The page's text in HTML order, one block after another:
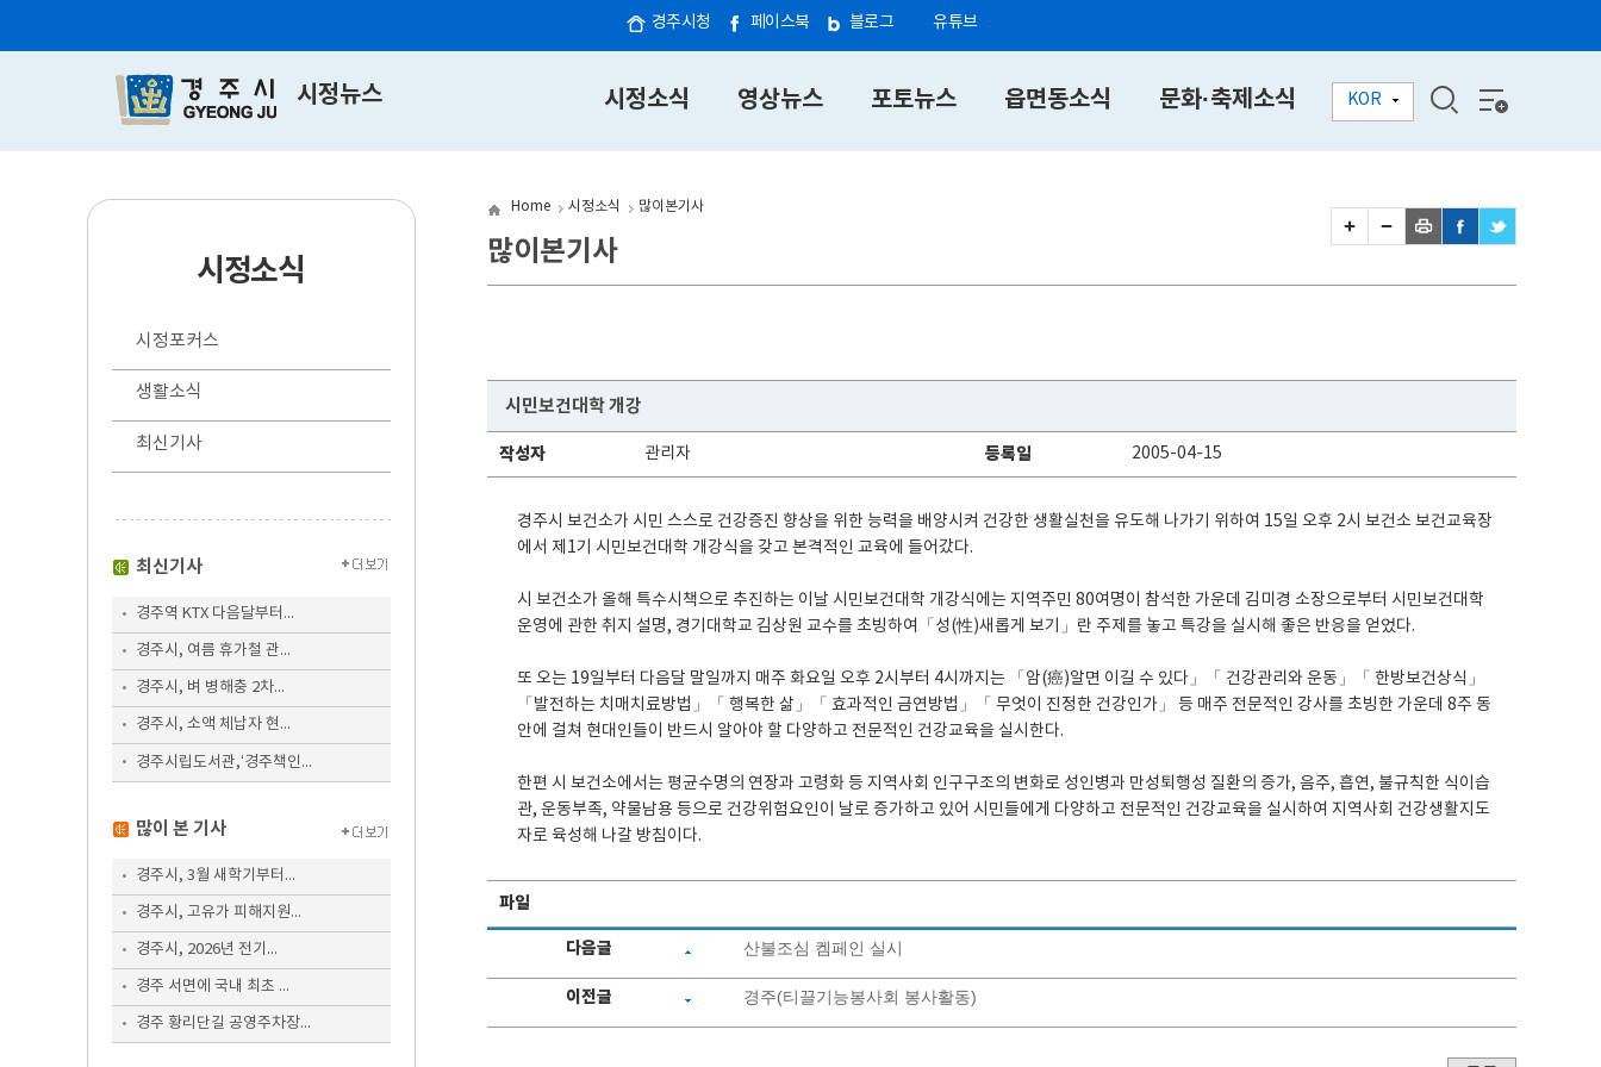
경주시청 페이스북 블로그 유튜브
시정뉴스 시정소식 영상뉴스 포토뉴스 읍면동소식 문화·축제소식 KOR
시정소식
시정포커스
생활소식
최신기사
최신기사
경주역 KTX 다음달부터...
경주시, 여름 휴가철 관...
경주시, 벼 병해충 2차...
경주시, 소액 체납자 현...
경주시립도서관,‘경주책인...
많이 본 기사
경주시, 3월 새학기부터...
경주시, 고유가 피해지원...
경주시, 2026년 전기...
경주 서면에 국내 최초 ...
경주 황리단길 공영주차장...
Home 시정소식 많이본기사
많이본기사
시민보건대학 개강
작성자 관리자 등록일 2005-04-15
경주시 보건소가 시민 스스로 건강증진 향상을 위한 능력을 배양시켜 건강한 생활실천을 유도해 나가기 위하여 15일 오후 2시 보건소 보건교육장
에서 제1기 시민보건대학 개강식을 갖고 본격적인 교육에 들어갔다.
시 보건소가 올해 특수시책으로 추진하는 이날 시민보건대학 개강식에는 지역주민 80여명이 참석한 가운데 김미경 소장으로부터 시민보건대학
운영에 관한 취지 설명, 경기대학교 김상원 교수를 초빙하여「성(性)새롭게 보기」란 주제를 놓고 특강을 실시해 좋은 반응을 얻었다.
또 오는 19일부터 다음달 말일까지 매주 화요일 오후 2시부터 4시까지는 「암(癌)알면 이길 수 있다」「 건강관리와 운동」「 한방보건상식」
「발전하는 치매치료방법」「 행복한 삶」「 효과적인 금연방법」「 무엇이 진정한 건강인가」 등 매주 전문적인 강사를 초빙한 가운데 8주 동
안에 걸쳐 현대인들이 반드시 알아야 할 다양하고 전문적인 건강교육을 실시한다.
한편 시 보건소에서는 평균수명의 연장과 고령화 등 지역사회 인구구조의 변화로 성인병과 만성퇴행성 질환의 증가, 음주, 흡연, 불규칙한 식이습
관, 운동부족, 약물남용 등으로 건강위험요인이 날로 증가하고 있어 시민들에게 다양하고 전문적인 건강교육을 실시하여 지역사회 건강생활지도
자로 육성해 나갈 방침이다.
파일
다음글 산불조심 켐페인 실시
이전글 경주(티끌기능봉사회 봉사활동)